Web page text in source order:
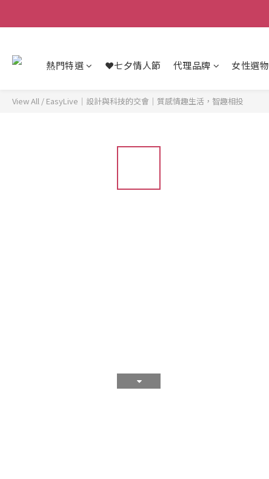
熱門特選 ❤️七夕情人節 代理品牌 女性選物
View All / EasyLive｜設計與科技的交會｜質感情趣生活，智趣相投